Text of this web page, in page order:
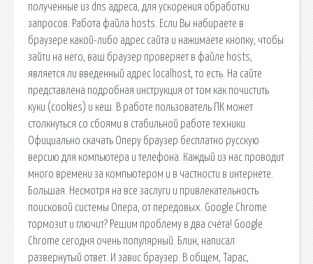
полученные из dns адреса, для ускорения обработки
запросов. Работа файла hosts. Если Вы набираете в
браузере какой-либо адрес сайта и нажимаете кнопку, чтобы
зайти на него, ваш браузер проверяет в файле hosts,
является ли введенный адрес localhost, то есть. На сайте
представлена подробная инструкция от том как почистить
куки (cookies) и кеш. В работе пользователь ПК может
столкнуться со сбоями в стабильной работе техники.
Официально скачать Оперу браузер бесплатно русскую
версию для компьютера и телефона. Каждый из нас проводит
много времени за компьютером и в частности в интернете.
Большая. Несмотря на все заслуги и привлекательность
поисковой системы Опера, от передовых. Google Chrome
тормозит и глючит? Решим проблему в два счёта! Google
Chrome сегодня очень популярный. Блин, написал
развернутый ответ. И завис браузер. В общем, Тарас,